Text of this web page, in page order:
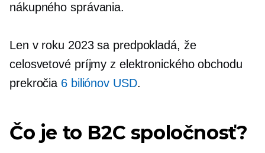
nákupného správania.
Len v roku 2023 sa predpokladá, že
celosvetové príjmy z elektronického obchodu
prekročia 6 biliónov USD.
Čo je to B2C spoločnosť?